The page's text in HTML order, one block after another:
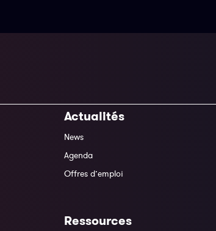
Actualités
News
Agenda
Offres d’emploi
Ressources